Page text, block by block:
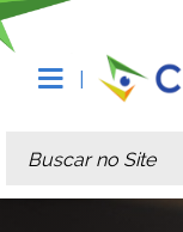
Busca
Busca Avançada…